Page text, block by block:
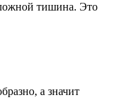
тишина. Это
а значит